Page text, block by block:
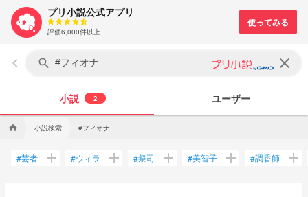
プリ小説公式アプリ
評価6,000件以上
keyboard_arrow_left search clear
小説 2 ユーザー
home 小説検索 #フィオナ
#芸者 add #ウィラ add #祭司 add #美智子 add #調香師 add